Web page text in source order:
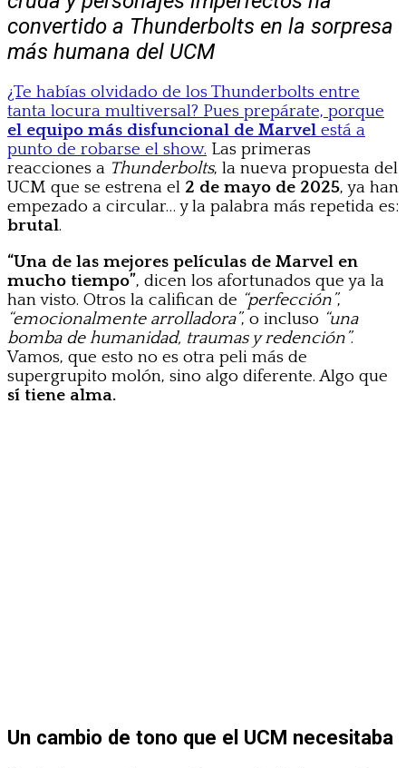
convertido a Thunderbolts en la sorpresa
más humana del UCM
¿Te habías olvidado de los Thunderbolts entre
tanta locura multiversal? Pues prepárate, porque
el equipo más disfuncional de Marvel está a
punto de robarse el show. Las primeras
reacciones a Thunderbolts, la nueva propuesta del
UCM que se estrena el 2 de mayo de 2025, ya han
empezado a circular… y la palabra más repetida es:
brutal.
“Una de las mejores películas de Marvel en
mucho tiempo”, dicen los afortunados que ya la
han visto. Otros la califican de “perfección”,
“emocionalmente arrolladora”, o incluso “una
bomba de humanidad, traumas y redención”.
Vamos, que esto no es otra peli más de
supergrupito molón, sino algo diferente. Algo que
sí tiene alma.
Un cambio de tono que el UCM necesitaba